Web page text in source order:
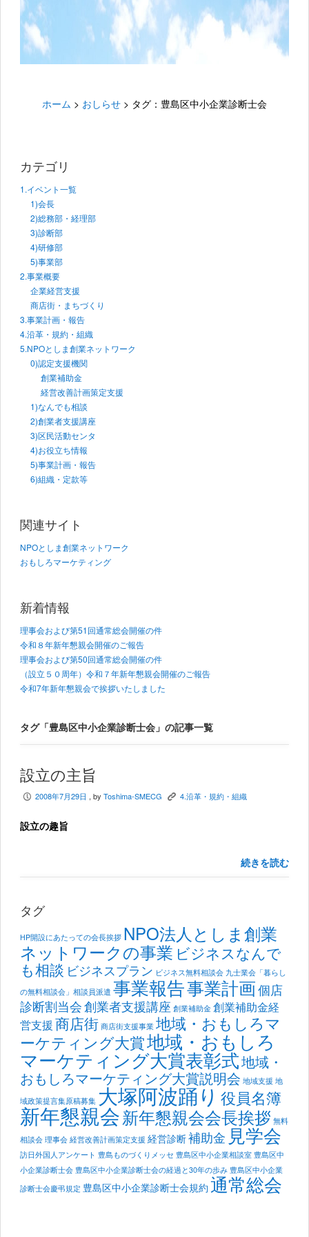
ホーム > おしらせ > タグ：豊島区中小企業診断士会
カテゴリ
1.イベント一覧
1)会長
2)総務部・経理部
3)診断部
4)研修部
5)事業部
2.事業概要
企業経営支援
商店街・まちづくり
3.事業計画・報告
4.沿革・規約・組織
5.NPOとしま創業ネットワーク
0)認定支援機関
創業補助金
経営改善計画策定支援
1)なんでも相談
2)創業者支援講座
3)区民活動センタ
4)お役立ち情報
5)事業計画・報告
6)組織・定款等
関連サイト
NPOとしま創業ネットワーク
おもしろマーケティング
新着情報
理事会および第51回通常総会開催の件
令和８年新年懇親会開催のご報告
理事会および第50回通常総会開催の件
（設立５０周年）令和７年新年懇親会開催のご報告
令和7年新年懇親会で挨拶いたしました
タグ「豊島区中小企業診断士会」の記事一覧
設立の主旨
P 2008年7月29日 , by Toshima-SMECG K 4.沿革・規約・組織
設立の趣旨
続きを読む
タグ
HP開設にあたっての会長挨拶 NPO法人としま創業
ネットワークの事業 ビジネスなんで
も相談 ビジネスプラン ビジネス無料相談会 九士業会「暮らし
の無料相談会」相談員派遣 事業報告事業計画個店
診断割当会創業者支援講座 創業補助金 創業補助金経
営支援商店街 商店街支援事業 地域・おもしろマ
ーケティング大賞地域・おもしろ
マーケティング大賞表彰式地域・
おもしろマーケティング大賞説明会 地域支援 地
域政策提言集原稿募集 大塚阿波踊り役員名簿
新年懇親会新年懇親会会長挨拶 無料
相談会 理事会 経営改善計画策定支援 経営診断補助金 見学会
訪日外国人アンケート 豊島ものづくりメッセ 豊島区中小企業相談室 豊島区中
小企業診断士会 豊島区中小企業診断士会の経過と30年の歩み 豊島区中小企業
診断士会慶弔規定 豊島区中小企業診断士会規約 通常総会